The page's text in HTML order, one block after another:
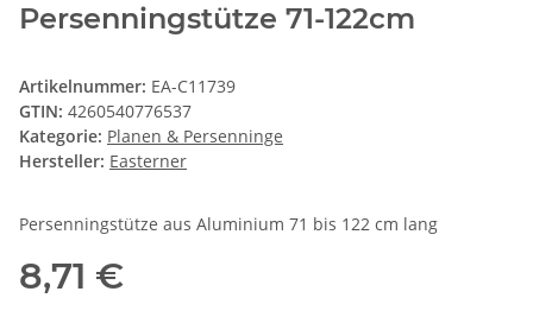
Persenningstütze 71-122cm
Artikelnummer: EA-C11739
GTIN: 4260540776537
Kategorie: Planen & Persenninge
Hersteller: Easterner
Persenningstütze aus Aluminium 71 bis 122 cm lang
8,71 €